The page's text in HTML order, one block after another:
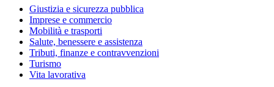
Giustizia e sicurezza pubblica
Imprese e commercio
Mobilità e trasporti
Salute, benessere e assistenza
Tributi, finanze e contravvenzioni
Turismo
Vita lavorativa